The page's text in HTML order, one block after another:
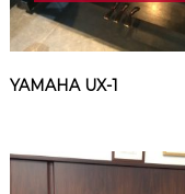
YAMAHA UX-1